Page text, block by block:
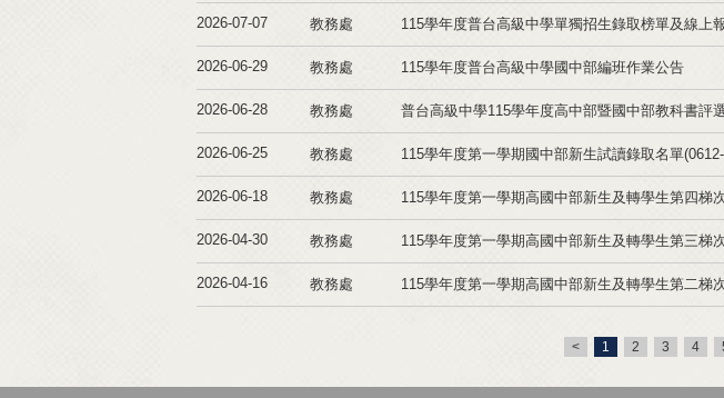
2026-07-07 教務處 115學年度普台高級中學單獨招生錄取榜單及線上
2026-06-29 教務處 115學年度普台高級中學國中部編班作業公告
2026-06-28 教務處 普台高級中學115學年度高中部暨國中部教科書評
2026-06-25 教務處 115學年度第一學期國中部新生試讀錄取名單
2026-06-18 教務處 115學年度第一學期高國中部新生及轉學生第四梯
2026-04-30 教務處 115學年度第一學期高國中部新生及轉學生第三梯
2026-04-16 教務處 115學年度第一學期高國中部新生及轉學生第二梯
< 1 2 3 4